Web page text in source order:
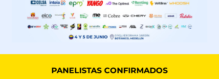
PANELISTAS CONFIRMADOS